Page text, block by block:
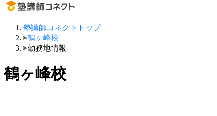
塾講師コネクトトップ
鶴ヶ峰校
勤務地情報
鶴ヶ峰校